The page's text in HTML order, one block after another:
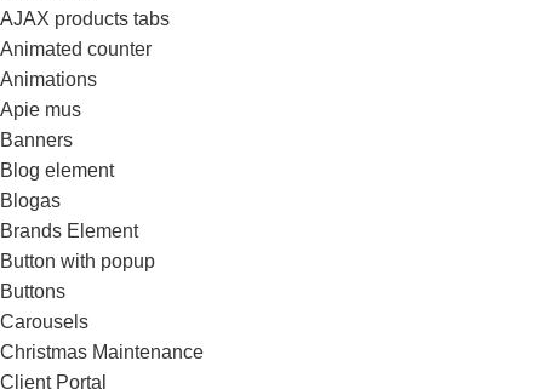
AJAX products tabs
Animated counter
Animations
Apie mus
Banners
Blog element
Blogas
Brands Element
Button with popup
Buttons
Carousels
Christmas Maintenance
Client Portal